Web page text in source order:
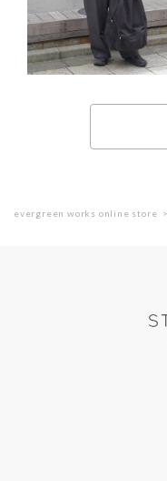
evergreen works online store